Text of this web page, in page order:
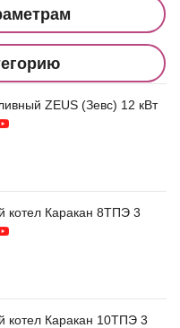
ZEUS (Зевс) 12 кВт
котел Каракан 8ТПЭ 3
котел Каракан 10ТПЭ 3